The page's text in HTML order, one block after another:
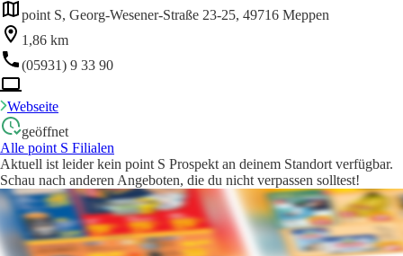
point S, Georg-Wesener-Straße 23-25, 49716 Meppen
1,86 km
(05931) 9 33 90
Webseite
geöffnet
Alle point S Filialen
Aktuell ist leider kein point S Prospekt an deinem Standort verfügbar.
Schau nach anderen Angeboten, die du nicht verpassen solltest!